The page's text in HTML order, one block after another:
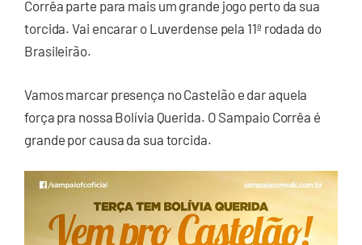
Corrêa parte para mais um grande jogo perto da sua
torcida. Vai encarar o Luverdense pela 11ª rodada do
Brasileirão.
Vamos marcar presença no Castelão e dar aquela
força pra nossa Bolívia Querida. O Sampaio Corrêa é
grande por causa da sua torcida.